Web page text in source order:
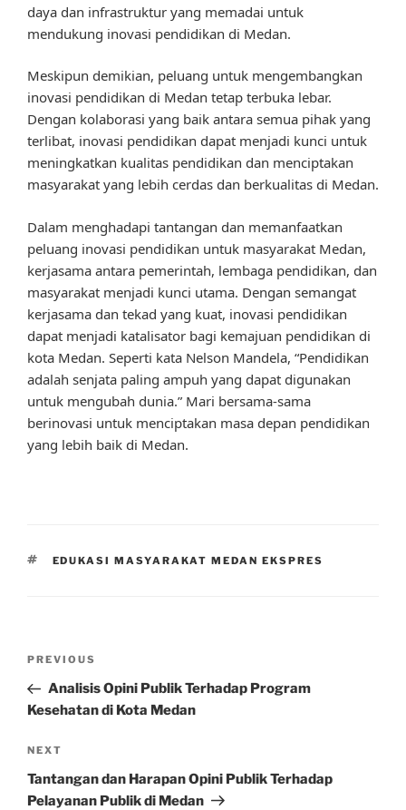
daya dan infrastruktur yang memadai untuk
mendukung inovasi pendidikan di Medan.
Meskipun demikian, peluang untuk mengembangkan
inovasi pendidikan di Medan tetap terbuka lebar.
Dengan kolaborasi yang baik antara semua pihak yang
terlibat, inovasi pendidikan dapat menjadi kunci untuk
meningkatkan kualitas pendidikan dan menciptakan
masyarakat yang lebih cerdas dan berkualitas di Medan.
Dalam menghadapi tantangan dan memanfaatkan
peluang inovasi pendidikan untuk masyarakat Medan,
kerjasama antara pemerintah, lembaga pendidikan, dan
masyarakat menjadi kunci utama. Dengan semangat
kerjasama dan tekad yang kuat, inovasi pendidikan
dapat menjadi katalisator bagi kemajuan pendidikan di
kota Medan. Seperti kata Nelson Mandela, “Pendidikan
adalah senjata paling ampuh yang dapat digunakan
untuk mengubah dunia.” Mari bersama-sama
berinovasi untuk menciptakan masa depan pendidikan
yang lebih baik di Medan.
TAGS
EDUKASI MASYARAKAT MEDAN EKSPRES
Previous
Post
PREVIOUS
Analisis Opini Publik Terhadap Program
Kesehatan di Kota Medan
Next
Post
NEXT
Tantangan dan Harapan Opini Publik Terhadap
Pelayanan Publik di Medan